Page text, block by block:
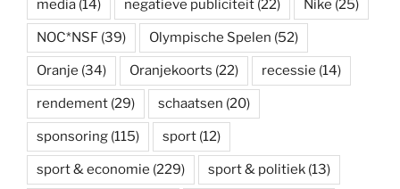
media (14) negatieve publiciteit (22) Nike (25)
NOC*NSF (39) Olympische Spelen (52)
Oranje (34) Oranjekoorts (22) recessie (14)
rendement (29) schaatsen (20)
sponsoring (115) sport (12)
sport & economie (229) sport & politiek (13)